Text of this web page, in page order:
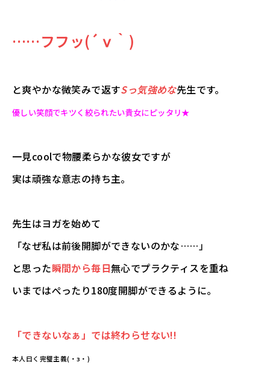
……フフッ(´ⅴ｀)
と爽やかな微笑みで返すSっ気強めな先生です。
優しい笑顔でキツく絞られたい貴女にピッタリ★
一見coolで物腰柔らかな彼女ですが
実は頑強な意志の持ち主。
先生はヨガを始めて
「なぜ私は前後開脚ができないのかな……」
と思った瞬間から毎日無心でプラクティスを重ね
いまではぺったり180度開脚ができるように。
「できないなぁ」では終わらせない!!
本人曰く完璧主義(・з・)